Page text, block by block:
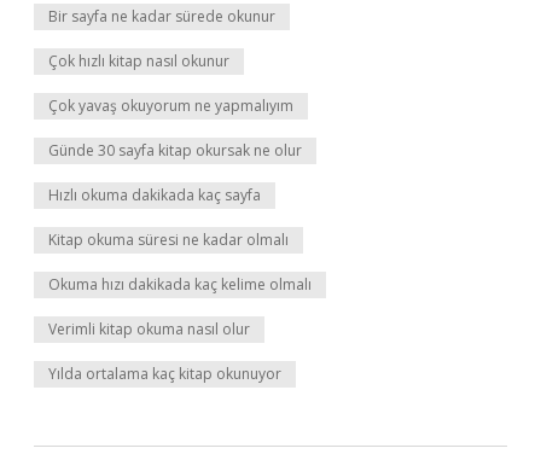
Bir sayfa ne kadar sürede okunur
Çok hızlı kitap nasıl okunur
Çok yavaş okuyorum ne yapmalıyım
Günde 30 sayfa kitap okursak ne olur
Hızlı okuma dakikada kaç sayfa
Kitap okuma süresi ne kadar olmalı
Okuma hızı dakikada kaç kelime olmalı
Verimli kitap okuma nasıl olur
Yılda ortalama kaç kitap okunuyor